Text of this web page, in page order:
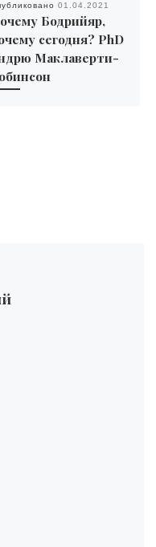
01.04.2021
Бодрийяр,
сегодня? PhD
Маклаверти-